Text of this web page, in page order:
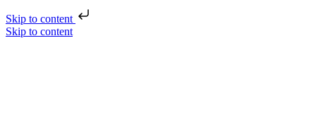
Skip to content
Skip to content